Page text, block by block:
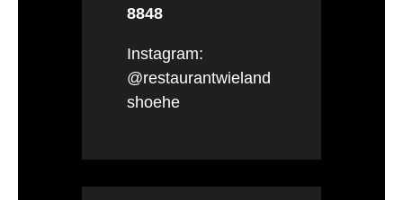
8848
Instagram:
@restaurantwieland
shoehe